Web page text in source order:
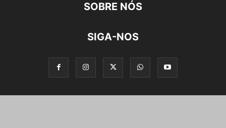
SOBRE NÓS
SIGA-NOS